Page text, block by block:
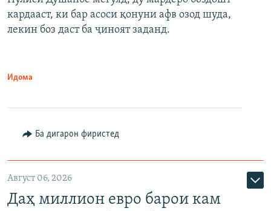
кардааст, ки бар асоси қонуни афв озод шуда,
лекин боз даст ба ҷиноят заданд.
Идома
Ба дигарон фиристед
Август 06, 2026
Даҳ миллион евро барои кам